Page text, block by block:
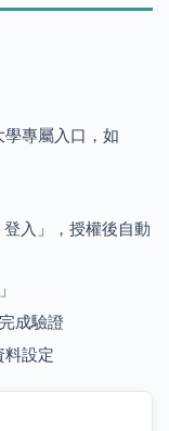
專屬入口，如
入」，授權後自動
成驗證
料設定